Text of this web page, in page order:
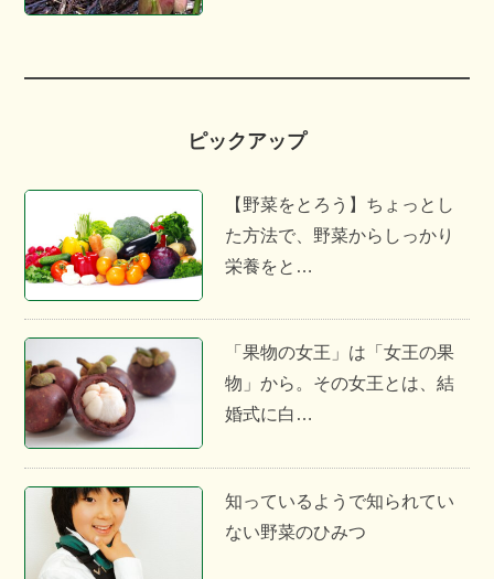
ピックアップ
【野菜をとろう】ちょっとし
た方法で、野菜からしっかり
栄養をと…
「果物の女王」は「女王の果
物」から。その女王とは、結
婚式に白…
知っているようで知られてい
ない野菜のひみつ